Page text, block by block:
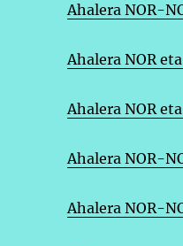
Ahalera NOR-
Ahalera NOR
Ahalera NOR
Ahalera NOR-
Ahalera NOR-